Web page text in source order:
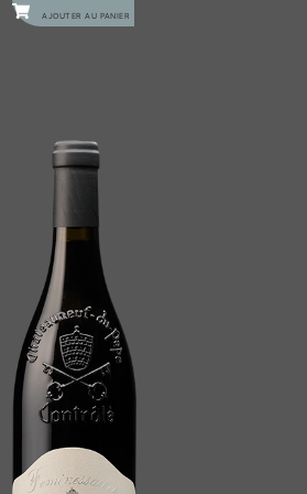
AJOUTER AU PANIER